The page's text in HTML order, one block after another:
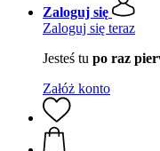
Zaloguj się
Zaloguj się teraz
Jesteś tu po raz
Załóż konto